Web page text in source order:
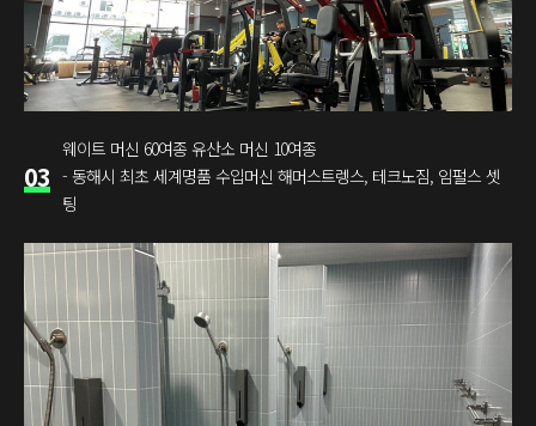
03
웨이트 머신 60여종 유산소 머신 10여종
- 동해시 최초 세계명품 수입머신 해머스트렝스, 테크노짐, 임펄스 셋
팅